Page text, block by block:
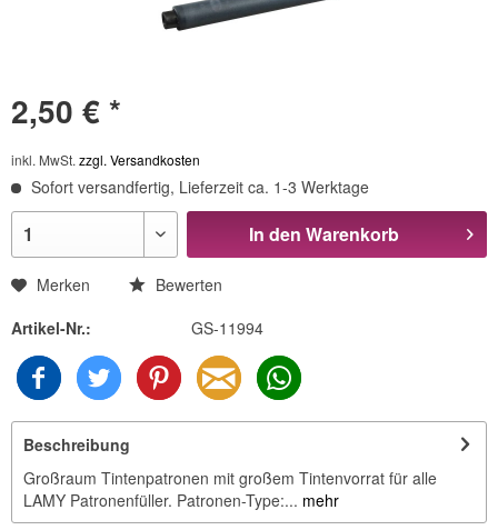
2,50 € *
inkl. MwSt. zzgl. Versandkosten
Sofort versandfertig, Lieferzeit ca. 1-3 Werktage
In den Warenkorb
Merken
Bewerten
Artikel-Nr.:
GS-11994
Beschreibung
Großraum Tintenpatronen mit großem Tintenvorrat für alle
LAMY Patronenfüller. Patronen-Type:... mehr